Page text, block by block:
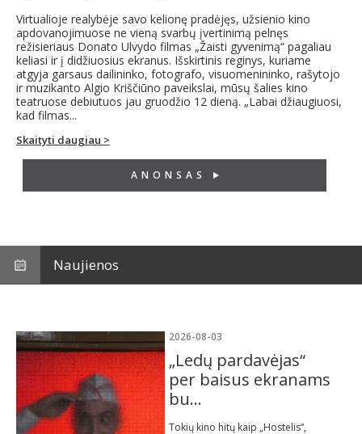
ANONSAS
Virtualioje realybėje savo kelionę pradėjęs, užsienio kino
apdovanojimuose ne vieną svarbų įvertinimą pelnęs
režisieriaus Donato Ulvydo filmas „Žaisti gyvenimą“ pagaliau
keliasi ir į didžiuosius ekranus. Išskirtinis reginys, kuriame
atgyja garsaus dailininko, fotografo, visuomenininko, rašytojo
ir muzikanto Algio Kriščiūno paveikslai, mūsų šalies kino
teatruose debiutuos jau gruodžio 12 dieną. „Labai džiaugiuosi,
kad filmas...
Skaityti daugiau >
Naujienos
2026-08-03
„Ledų pardavėjas“
per baisus ekranams
bu...
Tokių kino hitų kaip „Hostelis“,